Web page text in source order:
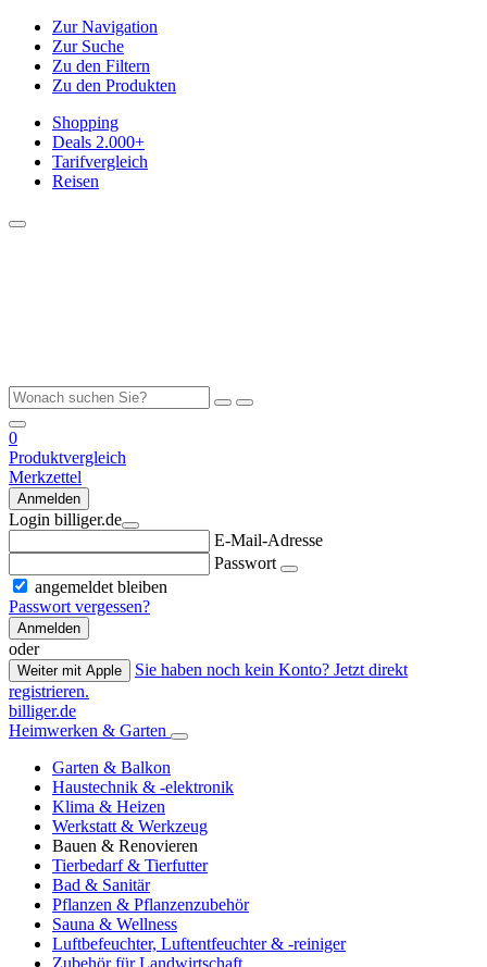
Zur Navigation
Zur Suche
Zu den Filtern
Zu den Produkten
Shopping
Deals 2.000+
Tarifvergleich
Reisen
0
Produktvergleich
Merkzettel
Anmelden
Login billiger.de
E-Mail-Adresse
Passwort
angemeldet bleiben
Passwort vergessen?
Anmelden
oder
Weiter mit Apple
Sie haben noch kein Konto? Jetzt direkt
registrieren.
billiger.de
Heimwerken & Garten
Garten & Balkon
Haustechnik & -elektronik
Klima & Heizen
Werkstatt & Werkzeug
Bauen & Renovieren
Tierbedarf & Tierfutter
Bad & Sanitär
Pflanzen & Pflanzenzubehör
Sauna & Wellness
Luftbefeuchter, Luftentfeuchter & -reiniger